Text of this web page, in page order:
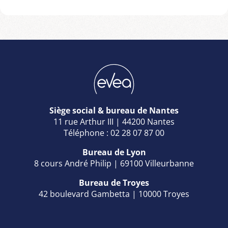
Siège social & bureau de Nantes
11 rue Arthur III | 44200 Nantes
Téléphone : 02 28 07 87 00
Bureau de Lyon
8 cours André Philip | 69100 Villeurbanne
Bureau de Troyes
42 boulevard Gambetta | 10000 Troyes